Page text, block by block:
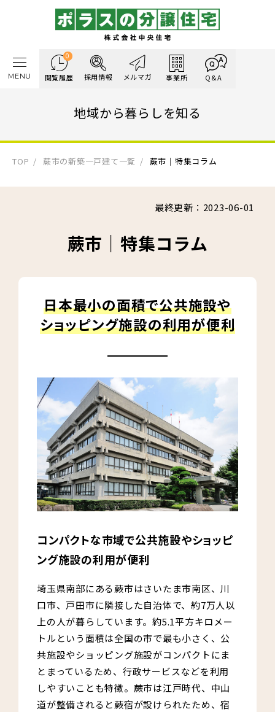
0
閲覧履歴 採用情報 メルマガ 事業所 Q&A
MENU
地域から暮らしを知る
TOP 蕨市の新築一戸建て一覧 蕨市｜特集コラム
最終更新：2023-06-01
蕨市｜特集コラム
日本最小の面積で公共施設や
ショッピング施設の利用が便利
コンパクトな市域で公共施設やショッピ
ング施設の利用が便利
埼玉県南部にある蕨市はさいたま市南区、川
口市、戸田市に隣接した自治体で、約7万人以
上の人が暮らしています。約5.1平方キロメー
トルという面積は全国の市で最も小さく、公
共施設やショッピング施設がコンパクトにま
とまっているため、行政サービスなどを利用
しやすいことも特徴。蕨市は江戸時代、中山
道が整備されると蕨宿が設けられたため、宿